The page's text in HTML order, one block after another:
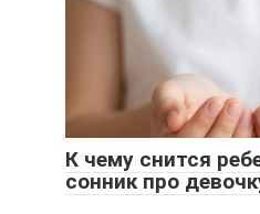
К чему снится
сонник про